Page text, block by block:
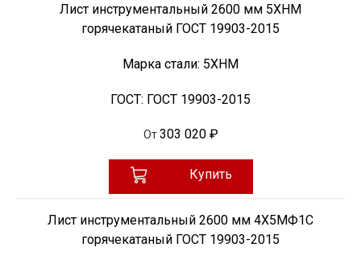
Лист инструментальный 2600 мм 5ХНМ
горячекатаный ГОСТ 19903-2015
Марка стали: 5ХНМ
ГОСТ: ГОСТ 19903-2015
От 303 020 ₽
Купить
Лист инструментальный 2600 мм 4Х5МФ1С
горячекатаный ГОСТ 19903-2015